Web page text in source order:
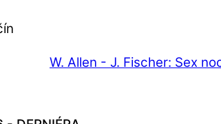
W. Allen - J. Fischer: Sex